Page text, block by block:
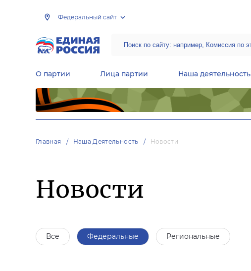
Федеральный сайт
О партии Лица партии Наша деятельность
Главная Наша Деятельность Новости
Новости
Все Федеральные Региональные